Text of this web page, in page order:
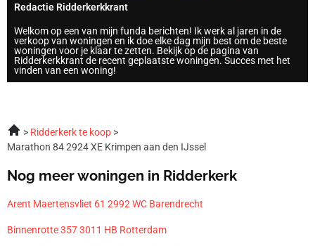
Redactie Ridderkerkkrant
Welkom op een van mijn funda berichten! Ik werk al jaren in de
verkoop van woningen en ik doe elke dag mijn best om de beste
woningen voor je klaar te zetten. Bekijk op de pagina van
Ridderkerkkrant de recent geplaatste woningen. Succes met het
vinden van een woning!
Ridderkerk te koop
Marathon 84 2924 XE Krimpen aan den IJssel
Nog meer woningen in Ridderkerk
Arent Maertensvliet 61 2992 WC Barendrecht
Binnenrotte 357 3011 HB Rotterdam